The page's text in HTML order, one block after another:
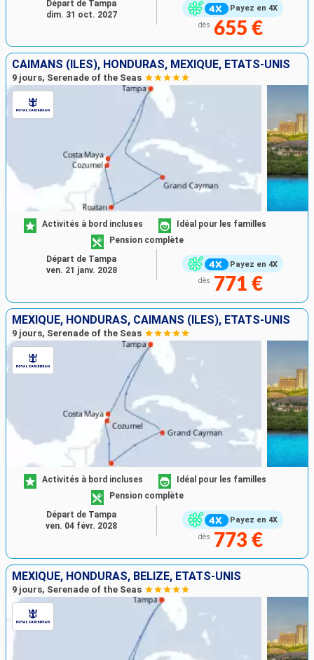
Payez en 4X
dès 655 €
Départ de Tampa
dim. 31 oct. 2027
CAÏMANS (ÎLES), HONDURAS, MEXIQUE, ÉTATS-UNIS
9 jours, Serenade of the Seas
Payez en 4X
Activités à bord incluses
Idéal pour les familles
Pension complète
dès 771 €
Départ de Tampa
ven. 21 janv. 2028
MEXIQUE, HONDURAS, CAÏMANS (ÎLES), ÉTATS-UNIS
9 jours, Serenade of the Seas
Payez en 4X
Activités à bord incluses
Idéal pour les familles
Pension complète
dès 773 €
Départ de Tampa
ven. 04 févr. 2028
MEXIQUE, HONDURAS, BELIZE, ÉTATS-UNIS
9 jours, Serenade of the Seas